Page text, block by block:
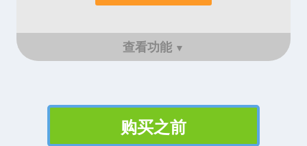
查看功能 ▼
购买之前